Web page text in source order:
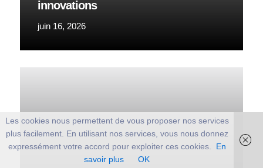
innovations
juin 16, 2026
Les cookies nous permettent de vous proposer nos services
plus facilement. En utilisant nos services, vous nous donnez
expressément votre accord pour exploiter ces cookies.
En
savoir plus
OK